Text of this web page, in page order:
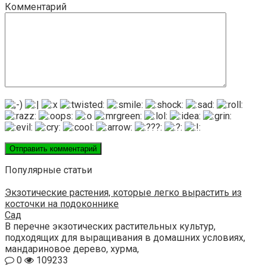
Комментарий
Популярные статьи
Экзотические растения, которые легко вырастить из
косточки на подоконнике
Сад
В перечне экзотических растительных культур,
подходящих для выращивания в домашних условиях,
мандариновое дерево, хурма,
0
109233